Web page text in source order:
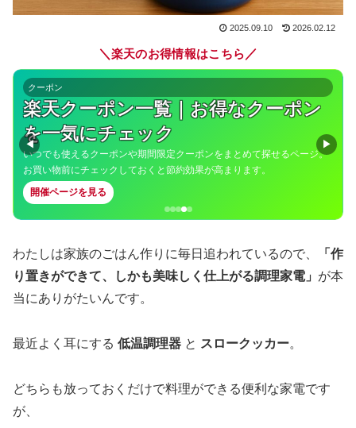
2025.09.10 2026.02.12
＼ 楽天のお得情報はこちら ／
クーポン
楽天クーポン一覧｜お得なクーポン
を一気にチェック
いつでも使えるクーポンや期間限定クーポンをまとめて探せるページ。
お買い物前にチェックしておくと節約効果が高まります。
開催ページを見る
◀ ▶
わたしは家族のごはん作りに毎日追われているので、
「作
り置きができて、しかも美味しく仕上がる調理家電」 が本
当にありがたいんです。
最近よく耳にする 低温調理器 と スロークッカー。
どちらも放っておくだけで料理ができる便利な家電です
が、